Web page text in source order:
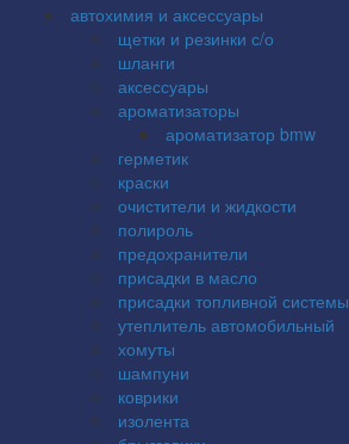
автохимия и аксессуары
щетки и резинки с/о
шланги
аксессуары
ароматизаторы
ароматизатор bmw
герметик
краски
очистители и жидкости
полироль
предохранители
присадки в масло
присадки топливной системы
утеплитель автомобильный
хомуты
шампуни
коврики
изолента